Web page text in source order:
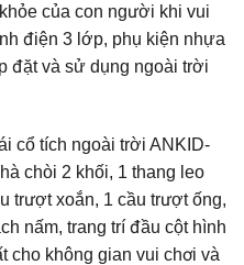
của con người khi vui
điện 3 lớp, phụ kiện nhựa
đặt và sử dụng ngoài trời
cổ tích ngoài trời ANKID-
chòi 2 khối, 1 thang leo
trượt xoắn, 1 cầu trượt ống,
nấm, trang trí đầu cột hình
không gian vui chơi và